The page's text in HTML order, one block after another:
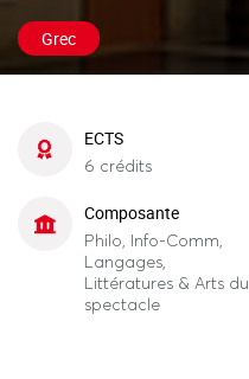
Grec
ECTS
6 crédits
Composante
Philo, Info-Comm,
Langages,
Littératures & Arts du
spectacle